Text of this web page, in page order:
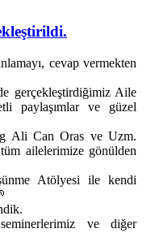
cevap vermekten
gerçekleştirdiğimiz Aile
paylaşımlar ve güzel
Ali Can Oras ve Uzm.
ailelerimize gönülden
Atölyesi ile kendi
ve diğer